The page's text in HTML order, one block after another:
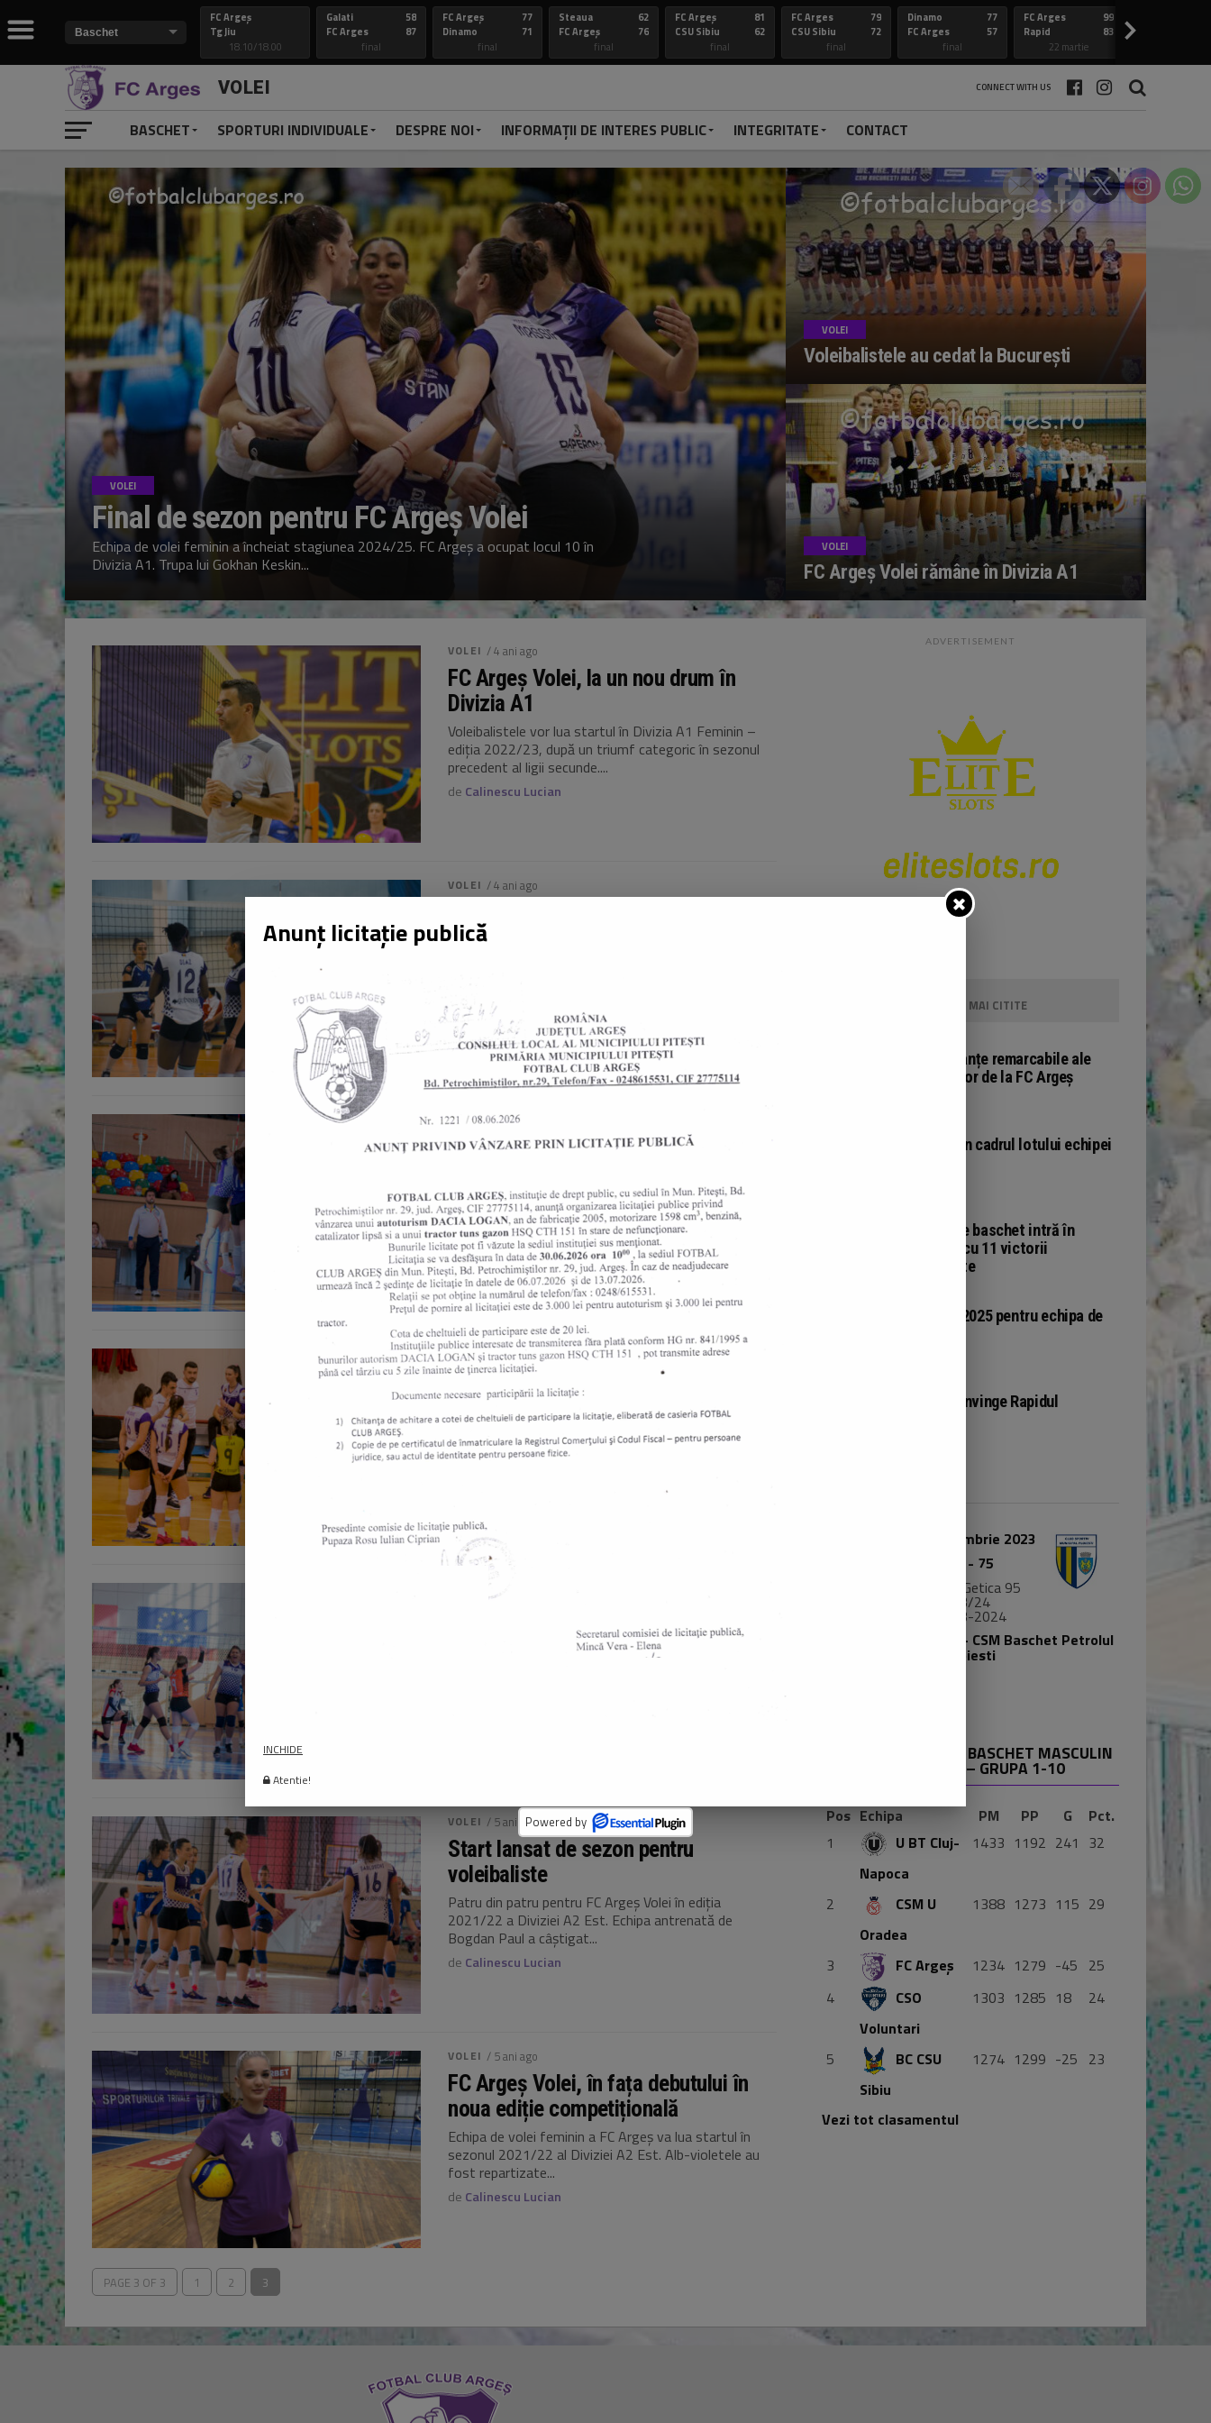
FC Argeș
Tg Jiu
18.10/18.00
Galati
FC Arges
58
87
final
FC Argeș
Dinamo
77
71
final
Steaua
FC Argeș
62
76
final
FC Argeș
CSU Sibiu
81
62
final
FC Arges
CSU Sibiu
79
72
final
Dinamo
FC Arges
77
57
final
FC Arges
Rapid
99
83
22 martie
>
VOLEI CONNECT WITH US
BASCHET SPORTURI INDIVIDUALE DESPRE NOI INFORMAȚII DE INTERES PUBLIC INTEGRITATE CONTACT
VOLEI
Final de sezon pentru FC Argeș Volei
Echipa de volei feminin a încheiat stagiunea 2024/25. FC Argeș a ocupat locul 10 în
Divizia A1. Trupa lui Gokhan Keskin...
VOLEI
Voleibalistele au cedat la București
VOLEI
FC Argeș Volei rămâne în Divizia A1
VOLEI / 4 ani ago
FC Argeș Volei, la un nou drum în
Divizia A1
Voleibalistele vor lua startul în Divizia A1 Feminin –
ediția 2022/23, după un triumf categoric în sezonul
precedent al ligii secunde....
de Calinescu Lucian
VOLEI / 4 ani ago
va lupta pentru promovarea în Divizia
Paul nu a avut probleme în cadrul Turneului Semifinal
A2 Est. Evenimentul a avut loc...
deCalinescu Lucian
VOLEI / 4 ani ago
Ultima bătălie înaintea turneului de
FC Argeș Volei va disputa Turneul Semifinal al Diviziei
A2 Est. Evenimentul se va desfășura la București, în
oganizarea clubului CSM,...
deCalinescu Lucian
VOLEI / 4 ani ago
Voleibalistele au câștigat prima serie
de playoff și așteaptă Turneul
Semifinal
FC Argeș Volei continuă parcursul fără greșeală în
deCalinescu Lucian
VOLEI / 5 ani ago
Start lansat de sezon pentru
voleibaliste
Patru din patru pentru FC Argeș Volei în ediția
2021/22 a Diviziei A2 Est. Echipa antrenată de
Bogdan Paul a câștigat...
de Calinescu Lucian
VOLEI / 5 ani ago
FC Argeș Volei, în fața debutului în
noua ediție competițională
Echipa de volei feminin a FC Argeș va lua startul în
sezonul 2021/22 al Diviziei A2 Est. Alb-violetele au
fost repartizate...
de Calinescu Lucian
PAGE 3 OF 3 1 2 3
ADVERTISEMENT
CELE MAI CITITE
Performanțe remarcabile ale
pugiliștilor de la FC Argeș
Noutăți în cadrul lotului echipei
Echipa de baschet intră în
vacanță cu 11 victorii
acumulate
Final de 2025 pentru echipa de
Argeșul învinge Rapidul
23 septembrie 2023
- 75
LNBM Getica 95
23/24
2023-2024
FC Arges Basketball - CSM Baschet Petrolul
Ploiesti
LIGA NATIONALA DE BASCHET MASCULIN
GETICA 95 – FAZA II – GRUPA 1-10
Pos Echipa PM PP G
Pct.
1
U BT Cluj-
Napoca
1433 1192 241 32
2
CSM U
Oradea
1388 1273 115 29
3 FC Argeș 1234 1279 -45 25
4
CSO
Voluntari
1303 1285 18 24
5
BC CSU
Sibiu
1274 1299 -25 23
Vezi tot clasamentul